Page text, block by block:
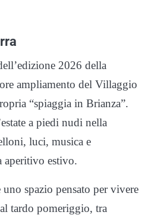
2026 della
ampliamento del Villaggio
“spiaggia in Brianza”.
a piedi nudi nella
luci, musica e
aperitivo estivo.
spazio pensato per vivere
tardo pomeriggio, tra